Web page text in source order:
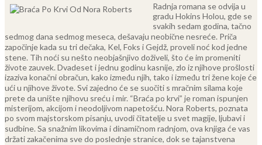
Radnja romana se odvija u
gradu Hokins Holou, gde se
svakih sedam godina, tačno
sedmog dana sedmog meseca, dešavaju neobične nesreće. Priča
započinje kada su tri dečaka, Kel, Foks i Gejdž, proveli noć kod jedne
stene. Tih noći su nešto neobjašnjivo doživeli, što će im promeniti
živote zauvek. Dvadeset i jednu godinu kasnije, zlo iz njihove prošlosti
izaziva konačni obračun, kako između njih, tako i između tri žene koje će
ući u njihove živote. Svi zajedno će se suočiti s mračnim silama koje
prete da unište njihovu sreću i mir. “Braća po krvi” je roman ispunjen
misterijom, akcijom i neodoljivom napetošću. Nora Roberts, poznata
po svom majstorskom pisanju, uvodi čitatelje u svet magije, ljubavi i
sudbine. Sa snažnim likovima i dinamičnom radnjom, ova knjiga će vas
držati zakačenima sve do poslednje stranice, dok se tajanstvena